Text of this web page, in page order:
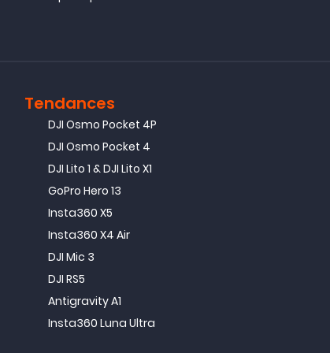
Tendances
DJI Osmo Pocket 4P
DJI Osmo Pocket 4
DJI Lito 1 & DJI Lito X1
GoPro Hero 13
Insta360 X5
Insta360 X4 Air
DJI Mic 3
DJI RS5
Antigravity A1
Insta360 Luna Ultra